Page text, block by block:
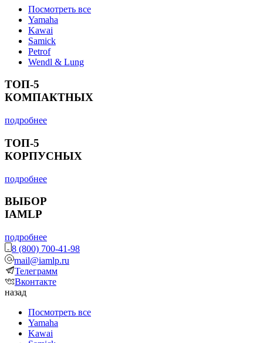
Посмотреть все
Yamaha
Kawai
Samick
Petrof
Wendl & Lung
ТОП-5
КОМПАКТНЫХ
подробнее
ТОП-5
КОРПУСНЫХ
подробнее
ВЫБОР
IAMLP
подробнее
8 (800) 700-41-98
mail@iamlp.ru
Телеграмм
Вконтакте
назад
Посмотреть все
Yamaha
Kawai